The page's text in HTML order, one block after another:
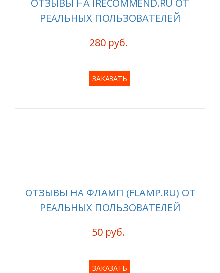
ОТЗЫВЫ НА IRECOMMEND.RU ОТ
РЕАЛЬНЫХ ПОЛЬЗОВАТЕЛЕЙ
280 руб.
ЗАКАЗАТЬ
ОТЗЫВЫ НА ФЛАМП (FLAMP.RU) ОТ
РЕАЛЬНЫХ ПОЛЬЗОВАТЕЛЕЙ
50 руб.
ЗАКАЗАТЬ